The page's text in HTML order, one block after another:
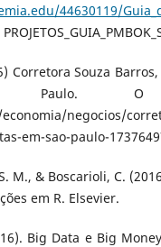
44630119/
Corretora Souza
Paulo. O
negocios/
em-sao-paulo-
M., & Boscarioli, C.
em R. Elsevier.
Big Data e Big